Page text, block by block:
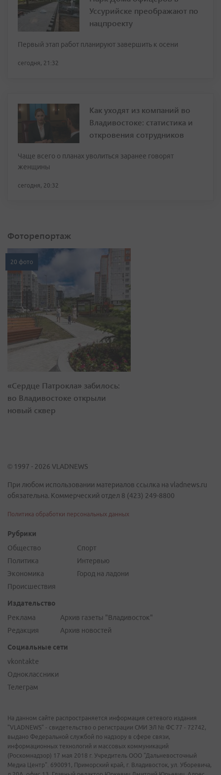
Уссурийске преображают по
нацпроекту
Первый этап работ планируют завершить к осени
сегодня, 21:32
Как уходят из компаний во
Владивостоке: статистика и
откровения сотрудников
Чаще всего о планах уволиться заранее говорят
женщины
сегодня, 20:32
Фоторепортаж
20 фото
«Сердце Патрокла» забилось:
во Владивостоке открыли
новый сквер
© 1997 - 2026 VLADNEWS
При любом использовании материалов ссылка на vladnews.ru
обязательна. Коммерческий отдел 8 (423) 249-8800
Политика обработки персональных данных
Рубрики
Общество
Политика
Экономика
Происшествия
Спорт
Интервью
Город на ладони
Издательство
Реклама
Редакция
Архив газеты "Владивосток"
Архив новостей
Социальные сети
vkontakte
Одноклассники
Телеграм
На данном сайте распространяется информация сетевого издания
"VLADNEWS" - свидетельство о регистрации СМИ ЭЛ № ФС 77 - 72742,
выдано Федеральной службой по надзору в сфере связи,
информационных технологий и массовых коммуникаций
(Роскомнадзор) 17 мая 2018 г. Учредитель ООО "Дальневосточный
Медиа Центр". 690091, Приморский край, г. Владивосток, ул. Уборевича,